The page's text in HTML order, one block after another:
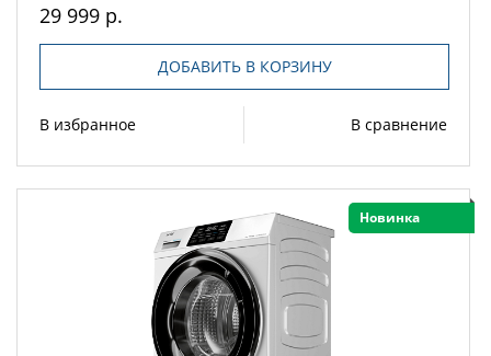
29 999 р.
ДОБАВИТЬ В КОРЗИНУ
В избранное В сравнение
Новинка